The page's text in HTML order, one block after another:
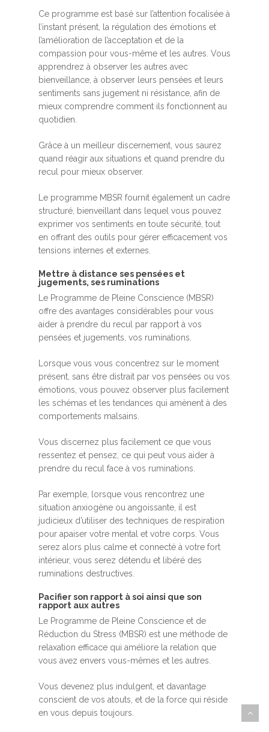
Ce programme est basé sur l’attention focalisée à
l’instant présent, la régulation des émotions et
l’amélioration de l’acceptation et de la
compassion pour vous-même et les autres. Vous
apprendrez à observer les autres avec
bienveillance, à observer leurs pensées et leurs
sentiments sans jugement ni résistance, afin de
mieux comprendre comment ils fonctionnent au
quotidien.
Grâce à un meilleur discernement, vous saurez
quand réagir aux situations et quand prendre du
recul pour mieux observer.
Le programme MBSR fournit également un cadre
structuré, bienveillant dans lequel vous pouvez
exprimer vos sentiments en toute sécurité, tout
en offrant des outils pour gérer efficacement vos
tensions internes et externes.
Mettre à distance ses pensées et
jugements, ses ruminations
Le Programme de Pleine Conscience (MBSR)
offre des avantages considérables pour vous
aider à prendre du recul par rapport à vos
pensées et jugements, vos ruminations.
Lorsque vous vous concentrez sur le moment
présent, sans être distrait par vos pensées ou vos
émotions, vous pouvez observer plus facilement
les schémas et les tendances qui amènent à des
comportements malsains.
Vous discernez plus facilement ce que vous
ressentez et pensez, ce qui peut vous aider à
prendre du recul face à vos ruminations.
Par exemple, lorsque vous rencontrez une
situation anxiogène ou angoissante, il est
judicieux d’utiliser des techniques de respiration
pour apaiser votre mental et votre corps. Vous
serez alors plus calme et connecté à votre fort
intérieur, vous serez détendu et libéré des
ruminations destructives.
Pacifier son rapport à soi ainsi que son
rapport aux autres
Le Programme de Pleine Conscience et de
Réduction du Stress (MBSR) est une méthode de
relaxation efficace qui améliore la relation que
vous avez envers vous-mêmes et les autres.
Vous devenez plus indulgent, et davantage
conscient de vos atouts, et de la force qui réside
en vous depuis toujours.